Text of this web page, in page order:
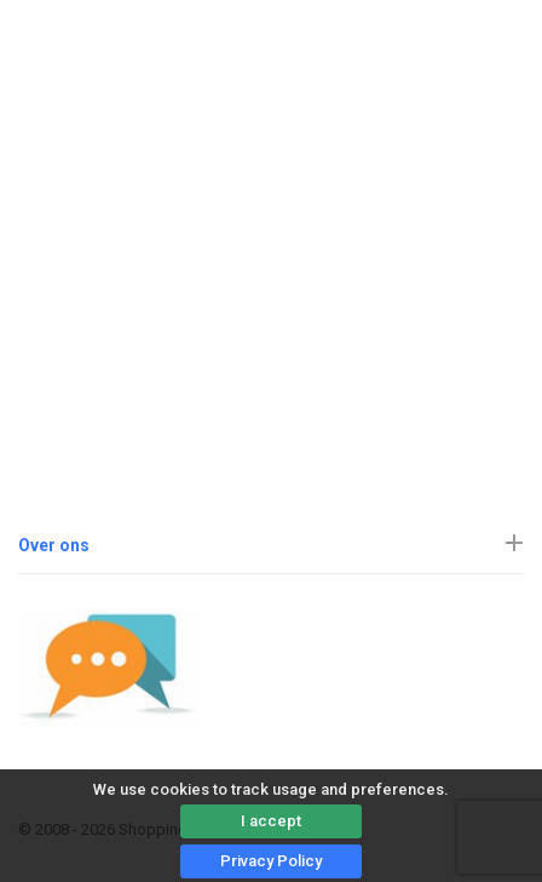
We use cookies to track usage and preferences.
I accept
Privacy Policy
Over ons
© 2008 - 2026 ShoppingErvaring